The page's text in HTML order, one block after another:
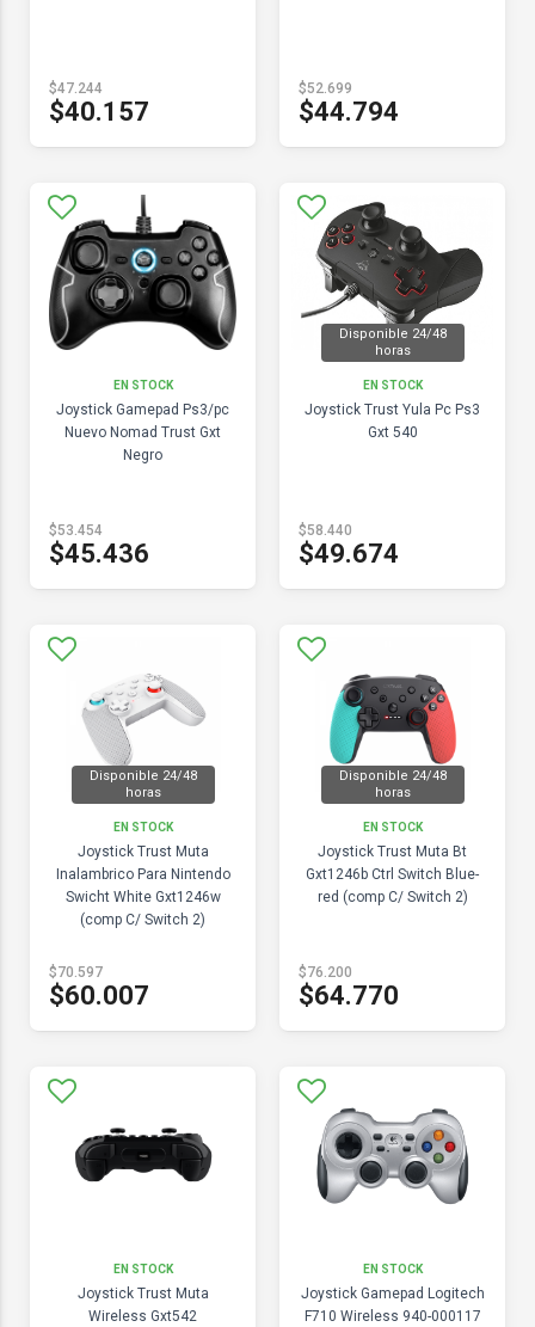
$47.244
$40.157
$52.699
$44.794
EN STOCK
Joystick Gamepad Ps3/pc
Nuevo Nomad Trust Gxt
Negro
$53.454
$45.436
Disponible 24/48
horas
EN STOCK
Joystick Trust Yula Pc Ps3
Gxt 540
$58.440
$49.674
Disponible 24/48
horas
EN STOCK
Joystick Trust Muta
Inalambrico Para Nintendo
Swicht White Gxt1246w
(comp C/ Switch 2)
$70.597
$60.007
Disponible 24/48
horas
EN STOCK
Joystick Trust Muta Bt
Gxt1246b Ctrl Switch Blue-
red (comp C/ Switch 2)
$76.200
$64.770
EN STOCK
Joystick Trust Muta
Wireless Gxt542
EN STOCK
Joystick Gamepad Logitech
F710 Wireless 940-000117